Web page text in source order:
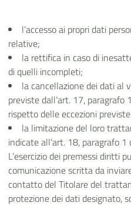
l’accesso ai propri dati
relative;
la rettifica in caso di
di quelli incompleti;
la cancellazione dei dati al
previste dall’art. 17, paragrafo
rispetto delle eccezioni
la limitazione del loro
indicate all’art. 18, paragrafo 1
L’esercizio dei premessi diritti
comunicazione scritta da
contatto del Titolare del
protezione dei dati designato,